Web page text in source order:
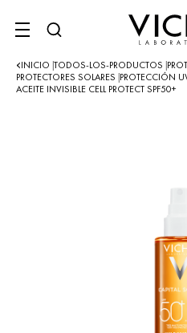
SITE MENU
INICIO TODOS-LOS-PRODUCTOS
PROTECTORES SOLARES PROTECCIÓN
ACEITE INVISIBLE CELL PROTECT SPF50+